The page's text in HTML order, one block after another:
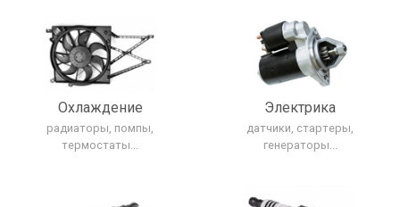
Охлаждение
радиаторы, помпы,
термостаты...
Электрика
датчики, стартеры,
генераторы...